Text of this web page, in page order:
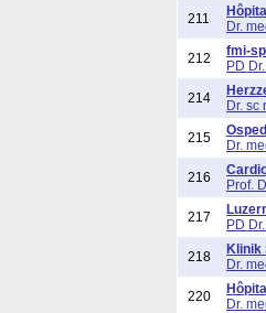
211
Dr.
212
fmi-
PD
214
Dr. sc
215
Dr.
216
Prof.
217
PD
218
Klinik
Dr.
220
Dr.